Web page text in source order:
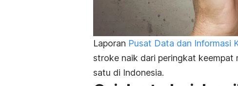
Laporan Pusat Data dan Informasi
stroke naik dari peringkat keempat
satu di Indonesia.